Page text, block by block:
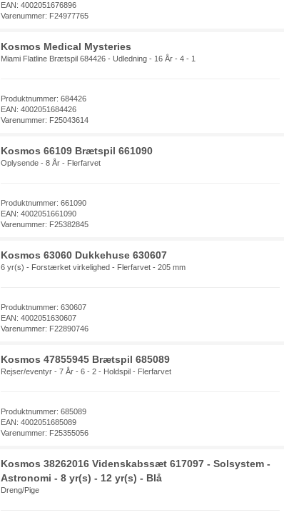
EAN: 4002051676896
Varenummer: F24977765
Kosmos Medical Mysteries
Miami Flatline Brætspil 684426 - Udledning - 16 År - 4 - 1
Produktnummer: 684426
EAN: 4002051684426
Varenummer: F25043614
Kosmos 66109 Brætspil 661090
Oplysende - 8 År - Flerfarvet
Produktnummer: 661090
EAN: 4002051661090
Varenummer: F25382845
Kosmos 63060 Dukkehuse 630607
6 yr(s) - Forstærket virkelighed - Flerfarvet - 205 mm
Produktnummer: 630607
EAN: 4002051630607
Varenummer: F22890746
Kosmos 47855945 Brætspil 685089
Rejser/eventyr - 7 År - 6 - 2 - Holdspil - Flerfarvet
Produktnummer: 685089
EAN: 4002051685089
Varenummer: F25355056
Kosmos 38262016 Videnskabssæt 617097 - Solsystem -
Astronomi - 8 yr(s) - 12 yr(s) - Blå
Dreng/Pige